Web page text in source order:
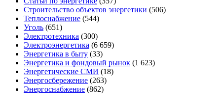
Строительство объектов энергетики (506)
Теплоснабжение (544)
Уголь (651)
Электротехника (300)
Электроэнергетика (6 659)
Энергетика в быту (33)
Энергетика и фондовый рынок (1 623)
Энергетические СМИ (18)
Энергосбережение (263)
Энергоснабжение (862)